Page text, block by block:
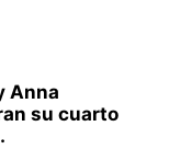
Anna
su cuarto